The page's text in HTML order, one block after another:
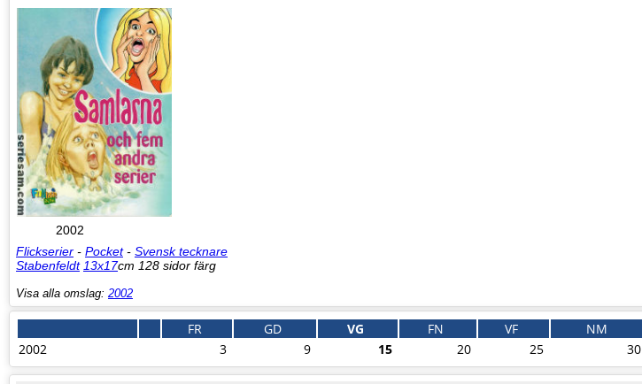
2002
Flickserier - Pocket- Svensk tecknare
Stabenfeldt 13x17cm 128 sidor färg
Visa alla omslag: 2002
FR GD VG FN VF
NM
2002
3 9 15 20 25 30